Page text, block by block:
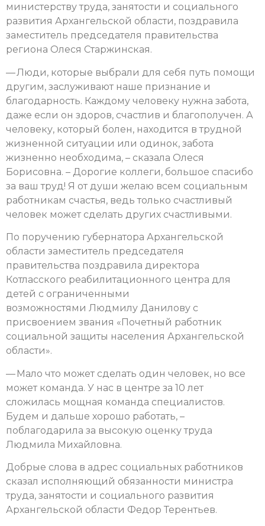
министерству труда, занятости и социального
развития Архангельской области, поздравила
заместитель председателя правительства
региона Олеся Старжинская.
— Люди, которые выбрали для себя путь помощи
другим, заслуживают наше признание и
благодарность. Каждому человеку нужна забота,
даже если он здоров, счастлив и благополучен. А
человеку, который болен, находится в трудной
жизненной ситуации или одинок, забота
жизненно необходима, – сказала Олеся
Борисовна. – Дорогие коллеги, большое спасибо
за ваш труд! Я от души желаю всем социальным
работникам счастья, ведь только счастливый
человек может сделать других счастливыми.
По поручению губернатора Архангельской
области заместитель председателя
правительства поздравила директора
Котласского реабилитационного центра для
детей с ограниченными
возможностями Людмилу Данилову с
присвоением звания «Почетный работник
социальной защиты населения Архангельской
области».
— Мало что может сделать один человек, но все
может команда. У нас в центре за 10 лет
сложилась мощная команда специалистов.
Будем и дальше хорошо работать, –
поблагодарила за высокую оценку труда
Людмила Михайловна.
Добрые слова в адрес социальных работников
сказал исполняющий обязанности министра
труда, занятости и социального развития
Архангельской области Федор Терентьев.